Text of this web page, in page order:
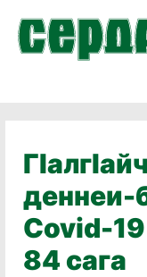
деннеи-
Covid-
84 сага